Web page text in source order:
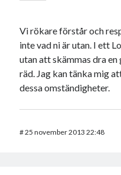
Vi rökare förstår och
inte vad ni är utan. I ett
utan att skämmas dra
räd. Jag kan tänka mig
dessa omständigheter.
#25 november 2013 22:48